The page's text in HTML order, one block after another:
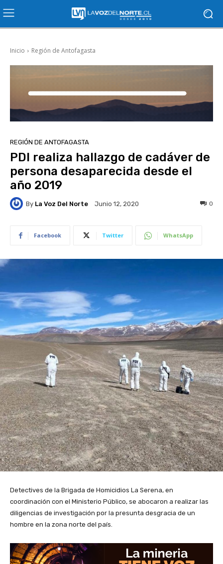
Inicio Región de Antofagasta
REGIÓN DE ANTOFAGASTA
PDI realiza hallazgo de cadáver de
persona desaparecida desde el
año 2019
By La Voz Del Norte Junio 12, 2020 0
Facebook Twitter WhatsApp
Detectives de la Brigada de Homicidios La Serena, en
coordinación con el Ministerio Público, se abocaron a realizar las
diligencias de investigación por la presunta desgracia de un
hombre en la zona norte del país.